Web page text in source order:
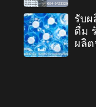
รับผ
ดื่ม
ผลิ